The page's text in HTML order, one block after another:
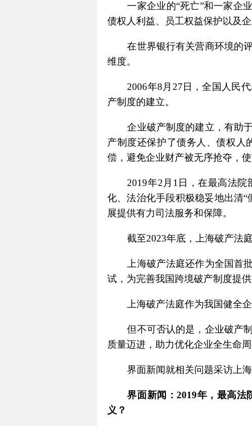
一家企业的“死亡”和一家企
债权人利益、员工权益保护以及
在世界银行有关营商环境的
维度。
2006年8月27日，全国人民
产制度的建立。
企业破产制度的建立，有助
产制度还保护了债务人、债权人
偿，避免企业财产被无序抢夺，
2019年2月1日，在最高法
化、法治化手段积极稳妥地出清
展提供有力司法服务和保障。
截至2023年底，上海破产法
上海破产法庭还作为全国首
试，为完善我国跨境破产制度提供
上海破产法庭作为我国健全
但不可否认的是，企业破产
质量迈进，助力优化企业全生命
界面新闻就相关问题采访上
界面新闻：2019年，最高
义？